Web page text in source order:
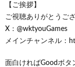
【ご挨拶】
ご視聴ありがとうご
X：@wktyouGames
メインチャンネル：
面白ければGoodボタ